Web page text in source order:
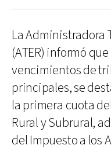
La Administradora
(ATER) informó
vencimientos de
principales, se
la primera cuota
Rural y Subrural,
del Impuesto a los